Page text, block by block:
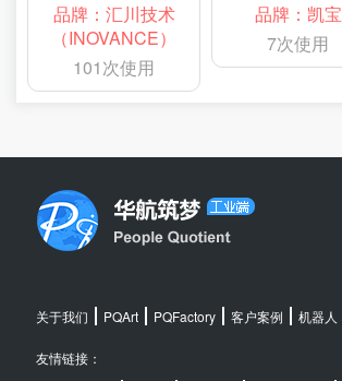
品牌：汇川技术
（INOVANCE）
101次使用
品牌：凯宝
7次使用
关于我们 PQArt PQFactory 客户案例 机器人
友情链接：